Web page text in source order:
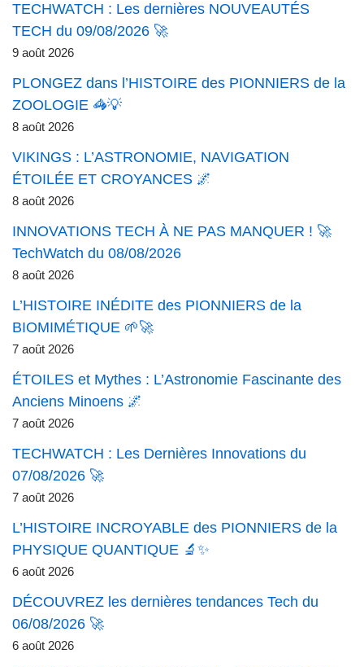
TECHWATCH : Les dernières NOUVEAUTÉS
TECH du 09/08/2026 🚀
9 août 2026
PLONGEZ dans l’HISTOIRE des PIONNIERS de la
ZOOLOGIE 🦓💡
8 août 2026
VIKINGS : L’ASTRONOMIE, NAVIGATION
ÉTOILÉE ET CROYANCES 🌌
8 août 2026
INNOVATIONS TECH À NE PAS MANQUER ! 🚀
TechWatch du 08/08/2026
8 août 2026
L’HISTOIRE INÉDITE des PIONNIERS de la
BIOMIMÉTIQUE 🌱🚀
7 août 2026
ÉTOILES et Mythes : L’Astronomie Fascinante des
Anciens Minoens 🌌
7 août 2026
TECHWATCH : Les Dernières Innovations du
07/08/2026 🚀
7 août 2026
L’HISTOIRE INCROYABLE des PIONNIERS de la
PHYSIQUE QUANTIQUE 🔬✨
6 août 2026
DÉCOUVREZ les dernières tendances Tech du
06/08/2026 🚀
6 août 2026